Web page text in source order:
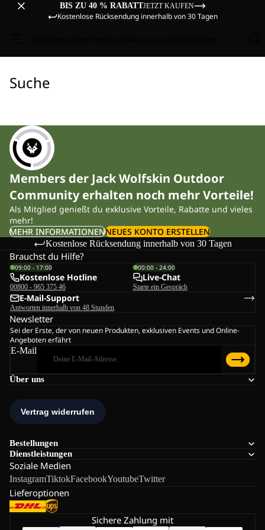
BIS ZU 40 % RABATTJETZT KAUFEN
Kostenlose Rücksendung innerhalb von 30 Tagen
Suche
Members der Jack Wolfskin Outdoor
Community erhalten noch mehr Vorteile!
Als Mitglied genießt du exklusive Vorteile, Rabatte und vieles
mehr!
MEHR INFORMATIONENNEUES KONTO ERSTELLEN
Kostenlose Rücksendung innerhalb von 30 Tagen
Über uns
Bestellungen
Dienstleistungen
Soziale Medien
InstagramTiktokFacebookYoutubeTwitter
Lieferoptionen
Brauchst du Hilfe?
09:00 - 17:00
Kostenlose Hotline
00800 - 965 375 46
00:00 - 24:00
Live-Chat
Starte ein Gespräch
E-Mail-Support
Antworten innerhalb von 48 Stunden
Newsletter
Sei der Erste, der von neuen Produkten, exklusiven Events und Online-
Angeboten erfährt
E-Mail
Sichere Zahlung mit